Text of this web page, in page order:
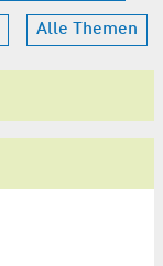
Alle Themen